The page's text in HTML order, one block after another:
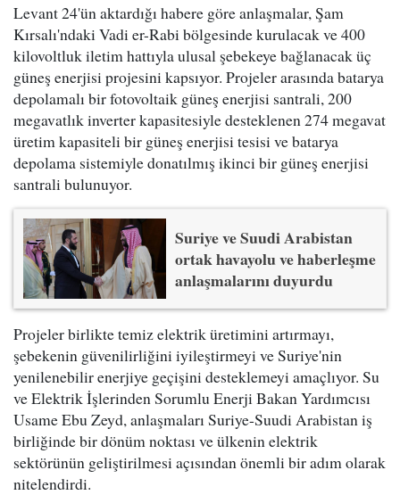
Levant 24'ün aktardığı habere göre anlaşmalar, Şam
Kırsalı'ndaki Vadi er-Rabi bölgesinde kurulacak ve 400
kilovoltluk iletim hattıyla ulusal şebekeye bağlanacak üç
güneş enerjisi projesini kapsıyor. Projeler arasında batarya
depolamalı bir fotovoltaik güneş enerjisi santrali, 200
megavatlık inverter kapasitesiyle desteklenen 274 megavat
üretim kapasiteli bir güneş enerjisi tesisi ve batarya
depolama sistemiyle donatılmış ikinci bir güneş enerjisi
santrali bulunuyor.
Suriye ve Suudi Arabistan
ortak havayolu ve haberleşme
anlaşmalarını duyurdu
Projeler birlikte temiz elektrik üretimini artırmayı,
şebekenin güvenilirliğini iyileştirmeyi ve Suriye'nin
yenilenebilir enerjiye geçişini desteklemeyi amaçlıyor. Su
ve Elektrik İşlerinden Sorumlu Enerji Bakan Yardımcısı
Usame Ebu Zeyd, anlaşmaları Suriye-Suudi Arabistan iş
birliğinde bir dönüm noktası ve ülkenin elektrik
sektörünün geliştirilmesi açısından önemli bir adım olarak
nitelendirdi.